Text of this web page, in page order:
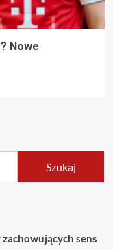
Nowe
Szukaj
sens